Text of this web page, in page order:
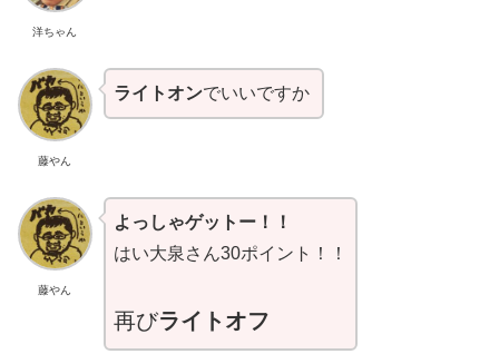
洋ちゃん
藤やん
ライトオンでいいですか
藤やん
よっしゃゲットー！！
はい大泉さん30ポイント！！
再びライトオフ